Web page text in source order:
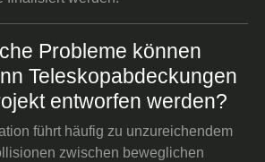
Probleme können
Teleskopabdeckungen
entworfen werden?
führt häufig zu unzureichendem
zwischen beweglichen